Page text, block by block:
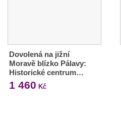
Dovolená na jižní
Moravě blízko Pálavy:
Historické centrum…
1 460 Kč